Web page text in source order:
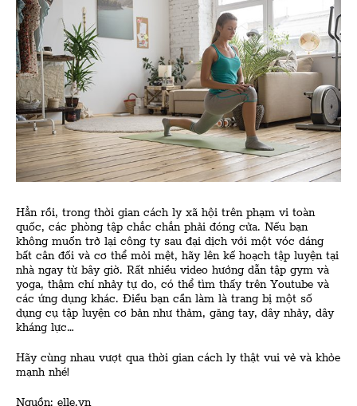
Hẳn rồi, trong thời gian cách ly xã hội trên phạm vi toàn
quốc, các phòng tập chắc chắn phải đóng cửa. Nếu bạn
không muốn trở lại công ty sau đại dịch với một vóc dáng
bất cân đối và cơ thể mỏi mệt, hãy lên kế hoạch tập luyện tại
nhà ngay từ bây giờ. Rất nhiều video hướng dẫn tập gym và
yoga, thậm chí nhảy tự do, có thể tìm thấy trên Youtube và
các ứng dụng khác. Điều bạn cần làm là trang bị một số
dụng cụ tập luyện cơ bản như thảm, găng tay, dây nhảy, dây
kháng lực…
Hãy cùng nhau vượt qua thời gian cách ly thật vui vẻ và khỏe
mạnh nhé!
Nguồn: elle.vn